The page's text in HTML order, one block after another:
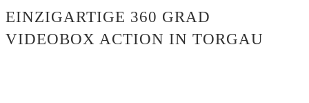
EINZIGARTIGE 360 GRAD
VIDEOBOX ACTION IN TORGAU